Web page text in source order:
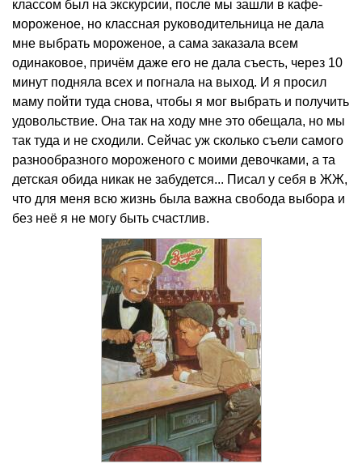
классом был на экскурсии, после мы зашли в кафе-
мороженое, но классная руководительница не дала
мне выбрать мороженое, а сама заказала всем
одинаковое, причём даже его не дала съесть, через 10
минут подняла всех и погнала на выход. И я просил
маму пойти туда снова, чтобы я мог выбрать и получить
удовольствие. Она так на ходу мне это обещала, но мы
так туда и не сходили. Сейчас уж сколько съели самого
разнообразного мороженого с моими девочками, а та
детская обида никак не забудется... Писал у себя в ЖЖ,
что для меня всю жизнь была важна свобода выбора и
без неё я не могу быть счастлив.